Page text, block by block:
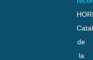
de
la